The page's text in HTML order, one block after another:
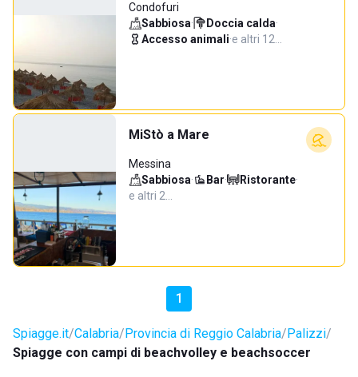
Condofuri
Sabbiosa· Doccia calda·
Accesso animali·e altri 12…
MiStò a Mare
Messina
Sabbiosa· Bar· Ristorante·
e altri 2…
1
Spiagge.it Calabria Provincia di Reggio Calabria Palizzi
Spiagge con campi di beachvolley e beachsoccer